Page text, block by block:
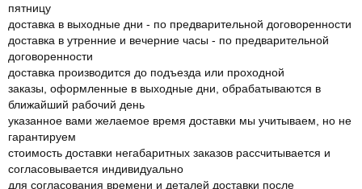
пятницу
доставка в выходные дни - по предварительной договоренности
доставка в утренние и вечерние часы - по предварительной
договоренности
доставка производится до подъезда или проходной
заказы, оформленные в выходные дни, обрабатываются в
ближайший рабочий день
указанное вами желаемое время доставки мы учитываем, но не
гарантируем
стоимость доставки негабаритных заказов рассчитывается и
согласовывается индивидуально
для согласования времени и деталей доставки после